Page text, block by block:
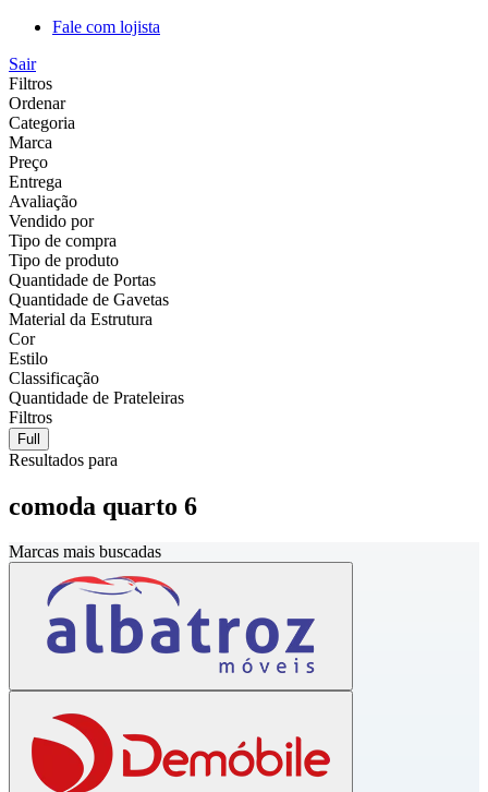
Fale com lojista
Sair
Filtros
Ordenar
Categoria
Marca
Preço
Entrega
Avaliação
Vendido por
Tipo de compra
Tipo de produto
Quantidade de Portas
Quantidade de Gavetas
Material da Estrutura
Cor
Estilo
Classificação
Quantidade de Prateleiras
Filtros
Full
Resultados para
comoda quarto 6
Marcas mais buscadas